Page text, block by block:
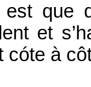
est que
et
cóte à